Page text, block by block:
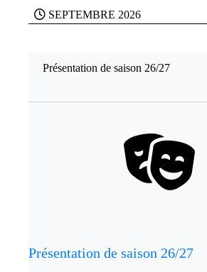
SEPTEMBRE 2026
Présentation de saison 26/27
Présentation de saison 26/27